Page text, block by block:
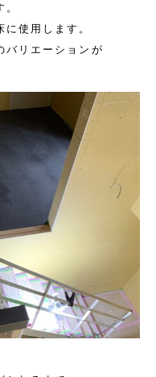
使用します。
バリエーションが